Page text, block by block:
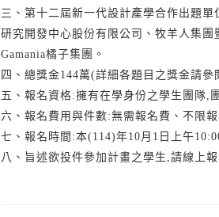
三、第十二屆新一代設計產學合作出題
研究開發中心股份有限公司、牧羊人集
Gamania橘子集團。
四、總獎金144萬(詳細各題目之獎金請參
五、報名資格:擁有在學身份之學生團隊,
六、報名費用與件數:無需報名費、不限報
七、報名時間:本(114)年10月1日上午
八、旨述欲投件參加計畫之學生,請線上